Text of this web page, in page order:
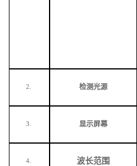
2. 检测光源
3. 显示屏幕
4. 波长范围